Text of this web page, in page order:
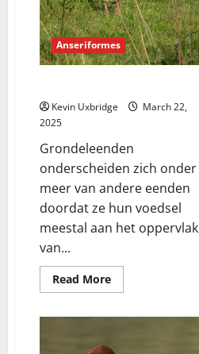
Anseriformes
Kevin Uxbridge
March 22,
2025
Grondeleenden
onderscheiden zich onder
meer van andere eenden
doordat ze hun voedsel
meestal aan het oppervlak
van...
Read MoreRead
more